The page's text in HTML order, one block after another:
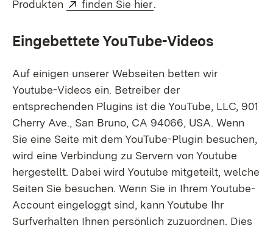
Produkten
finden Sie hier.
Eingebettete YouTube-Videos
Auf einigen unserer Webseiten betten wir
Youtube-Videos ein. Betreiber der
entsprechenden Plugins ist die YouTube, LLC, 901
Cherry Ave., San Bruno, CA 94066, USA. Wenn
Sie eine Seite mit dem YouTube-Plugin besuchen,
wird eine Verbindung zu Servern von Youtube
hergestellt. Dabei wird Youtube mitgeteilt, welche
Seiten Sie besuchen. Wenn Sie in Ihrem Youtube-
Account eingeloggt sind, kann Youtube Ihr
Surfverhalten Ihnen persönlich zuzuordnen. Dies